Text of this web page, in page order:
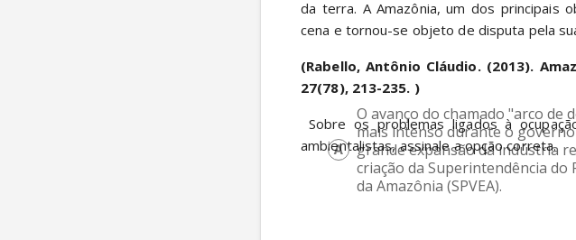
da terra. A Amazônia, um dos principais
cena e tornou-se objeto de disputa pela
(Rabello, Antônio Cláudio. (2013).
27(78), 213-235. )
ambientalistas, assinale a opção correta.
O avanço do chamado "arco de
mais intenso durante o
grande expansão da indústria
criação da Superintendência do
da Amazônia (SPVEA).